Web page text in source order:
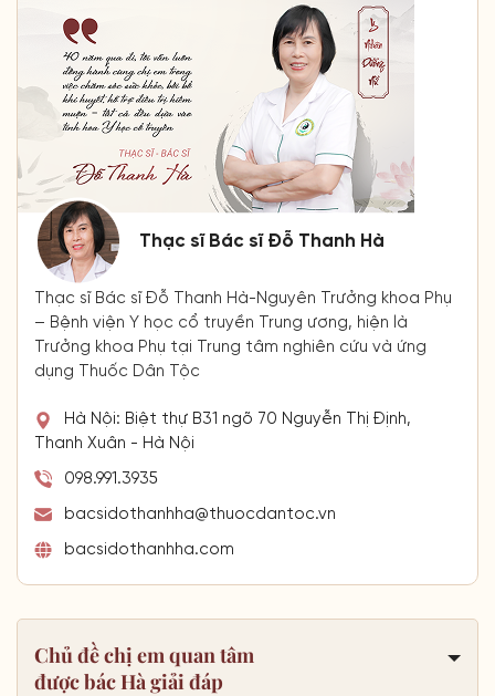
Thạc sĩ Bác sĩ Đỗ Thanh Hà
Thạc sĩ Bác sĩ Đỗ Thanh Hà-Nguyên Trưởng khoa Phụ
– Bệnh viện Y học cổ truyền Trung ương, hiện là
Trưởng khoa Phụ tại Trung tâm nghiên cứu và ứng
dụng Thuốc Dân Tộc
Hà Nội: Biệt thự B31 ngõ 70 Nguyễn Thị Định,
Thanh Xuân - Hà Nội
098.991.3935
bacsidothanhha@thuocdantoc.vn
bacsidothanhha.com
Chủ đề chị em quan tâm
được bác Hà giải đáp